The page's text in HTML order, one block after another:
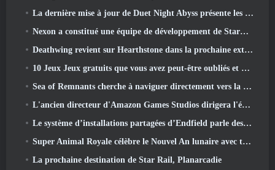
La dernière mise à jour de Duet Night Abyss présente les montures
Nexon a constitué une équipe de développement de StarCraft Shooter selon un rapport du magasin coréen
Deathwing revient sur Hearthstone dans la prochaine extension Cataclysm
10 Jeux Jeux gratuits que vous avez peut-être oubliés et qui participent au PvP Fest de Steam
Sea of ​​Remnants cherche à naviguer directement vers la grandeur
L'ancien directeur d'Amazon Games Studios dirigera l'édition occidentale d'Aion 2
Le système d’installations partagées d’Endfield parle des joueurs
Super Animal Royale célèbre le Nouvel An lunaire avec trois semaines d'événements Super Horse
La prochaine destination de Star Rail, Planarcadie